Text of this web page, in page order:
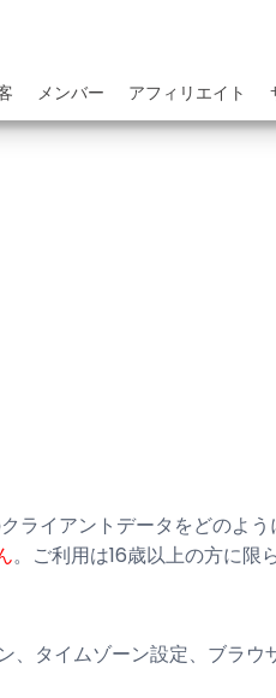
メンバー アフィリエイト
イアントデータをどのよう
。ご利用は16歳以上の方に限
タイムゾーン設定、ブラウ